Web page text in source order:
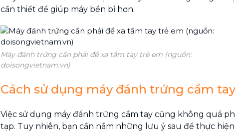
cần thiết để giúp máy bền bỉ hơn.
Máy đánh trứng cần phải để xa tầm tay trẻ em (nguồn:
doisongvietnam.vn)
Cách sử dụng máy đánh trứng cầm tay
Việc sử dụng máy đánh trứng cầm tay cũng không quá
tạp. Tuy nhiên, bạn cần nắm những lưu ý sau để thực